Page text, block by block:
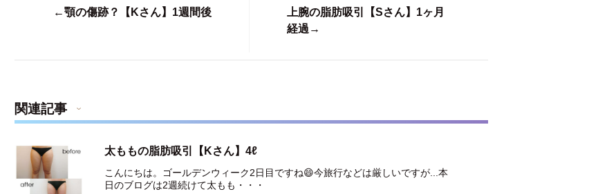
←顎の傷跡？【Kさん】1週間後
上腕の脂肪吸引【Sさん】1ヶ月
経過→
関連記事
太ももの脂肪吸引【Kさん】4ℓ
こんにちは。ゴールデンウィーク2日目ですね😄今旅行などは厳しいですが...本
日のブログは2週続けて太もも・・・